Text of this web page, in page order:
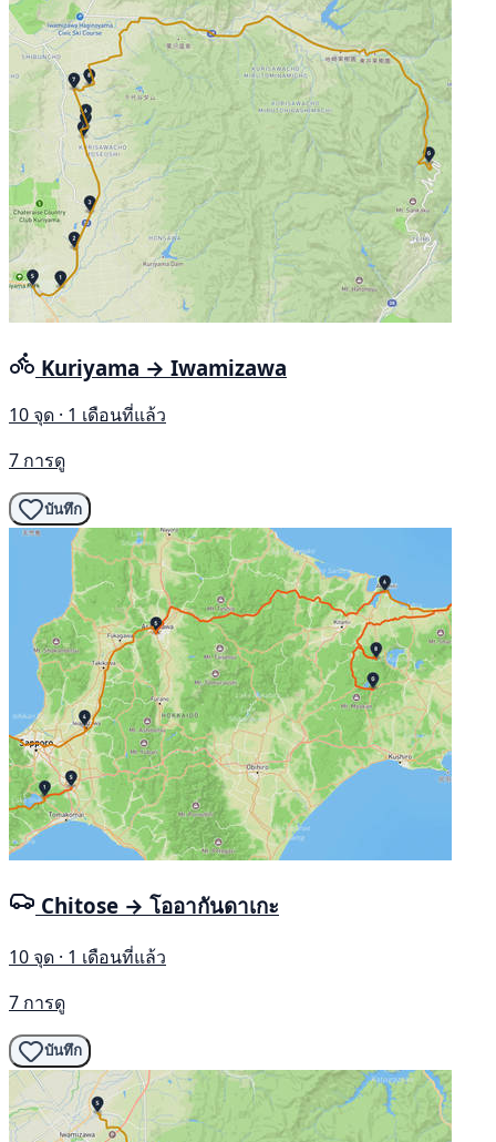
Kuriyama → Iwamizawa
10 จุด · 1 เดือนที่แล้ว
7 การดู
บันทึก
Chitose → โออากันดาเกะ
10 จุด · 1 เดือนที่แล้ว
7 การดู
บันทึก